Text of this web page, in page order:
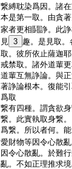
繋縛耽染爲因。諸
本是第一取。由貪
家者更相鬪諍。此
見 3 趣。是見取
取。彼所依止薩迦
戒禁取。諸外道輩
道輩互無諍論。與
著諍論根本。復能
爲取
繋有四種。謂貪欲
繋。此實執取身繋
爲繋。所以者何。
愛財物等因令心散
因令心散亂。於難
亂。不如正理推求